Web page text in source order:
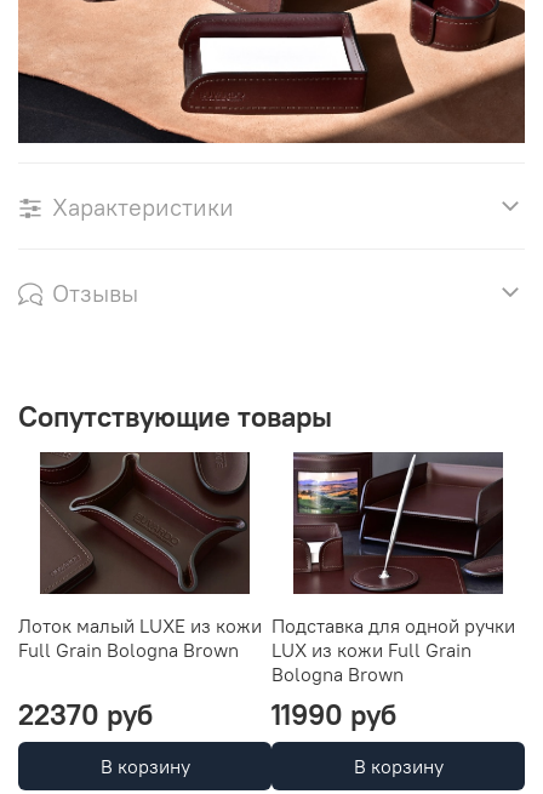
Характеристики
Отзывы
Сопутствующие товары
Лоток малый LUXE из кожи
Full Grain Bologna Brown
22370 руб
В корзину
Подставка для одной ручки
LUX из кожи Full Grain
Bologna Brown
11990 руб
В корзину